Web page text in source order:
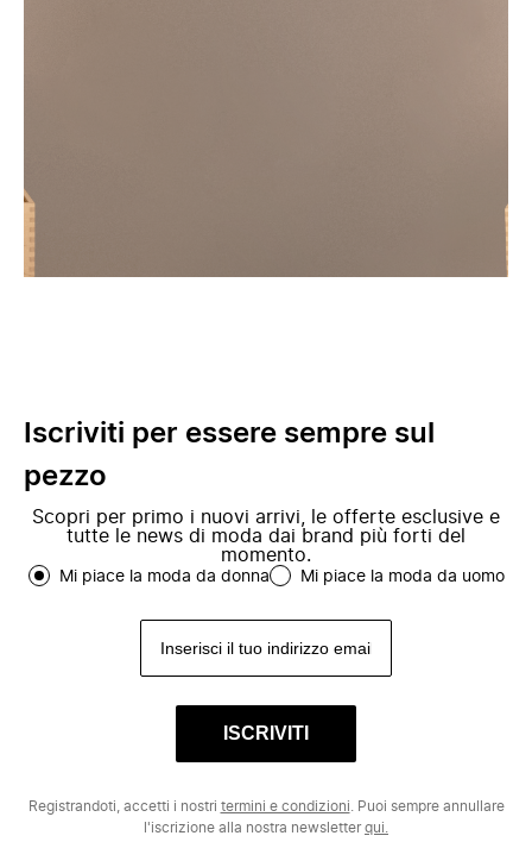
Iscriviti per essere sempre sul
pezzo
Scopri per primo i nuovi arrivi, le offerte esclusive e
tutte le news di moda dai brand più forti del
momento.
Mi piace la moda da donna Mi piace la moda da uomo
ISCRIVITI
Registrandoti, accetti i nostri termini e condizioni . Puoi sempre annullare
l'iscrizione alla nostra newsletterqui.